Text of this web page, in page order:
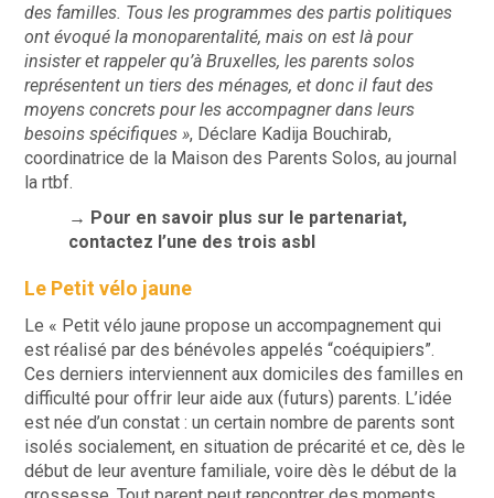
des familles. Tous les programmes des partis politiques
ont évoqué la monoparentalité, mais on est là pour
insister et rappeler qu’à Bruxelles, les parents solos
représentent un tiers des ménages, et donc il faut des
moyens concrets pour les accompagner dans leurs
besoins spécifiques », Déclare Kadija Bouchirab,
coordinatrice de la Maison des Parents Solos, au journal
la rtbf.
→ Pour en savoir plus sur le partenariat,
contactez l’une des trois asbl
Le Petit vélo jaune
Le « Petit vélo jaune propose un accompagnement qui
est réalisé par des bénévoles appelés “coéquipiers”.
Ces derniers interviennent aux domiciles des familles en
difficulté pour offrir leur aide aux (futurs) parents. L’idée
est née d’un constat : un certain nombre de parents sont
isolés socialement, en situation de précarité et ce, dès le
début de leur aventure familiale, voire dès le début de la